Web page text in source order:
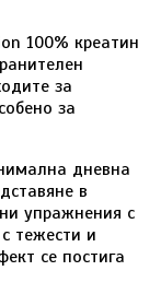
100% креатин
за
за
дневна
в
упражнения с
тежести и
се постига